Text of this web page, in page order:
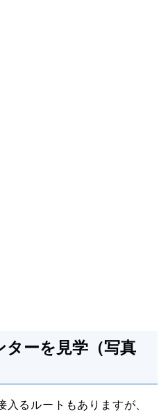
ターを見学（写真
入るルートもありますが、